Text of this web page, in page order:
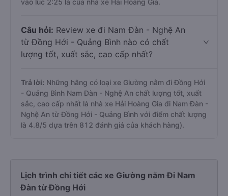
vào lúc 2:25 là của nhà xe Hải Hoàng Gia.
Câu hỏi: Review xe đi Nam Đàn - Nghệ An
từ Đồng Hới - Quảng Bình nào có chất
lượng tốt, xuất sắc, cao cấp nhất?
Trả lời: Những hãng có loại xe Giường nằm đi Đồng Hới
- Quảng Bình Nam Đàn - Nghệ An chất lượng tốt, xuất
sắc, cao cấp nhất là nhà xe Hải Hoàng Gia đi Nam Đàn -
Nghệ An từ Đồng Hới - Quảng Bình với điểm chất lượng
là 4.8/5 dựa trên 812 đánh giá của khách hàng).
Lịch trình chi tiết các xe Giường nằm Đi Nam
Đàn từ Đồng Hới